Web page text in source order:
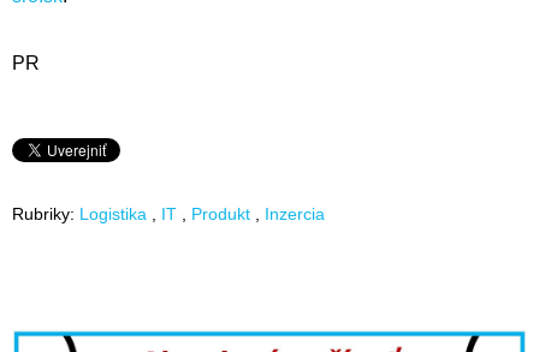
PR
Rubriky: Logistika IT Produkt Inzercia